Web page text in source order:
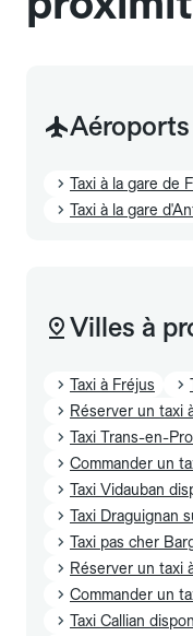
Taxi à la gare de
Taxi à la gare
Villes à
Taxi à Fréjus
Réserver un taxi
Taxi Trans-en-
Commander un
Taxi Vidauban
Taxi Draguignan
Taxi pas cher
Réserver un taxi
Commander un
Taxi Callian